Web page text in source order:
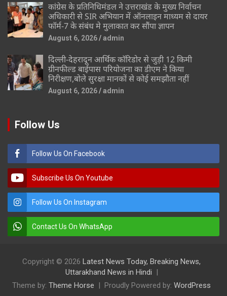
कांग्रेस के प्रतिनिधिमंडल ने उत्तराखंड के मुख्य निर्वाचन
अधिकारी से SIR अभियान में ऑनलाइन माध्यम से दायर
फॉर्म-7 के संबंध मे मुलाकात कर सौंपा ज्ञापन
August 6, 2026 admin
दिल्ली-देहरादून आर्थिक कॉरिडोर से जुड़ी 12 किमी
ग्रीनफील्ड बाईपास परियोजना का डीएम ने किया
निरीक्षण,बोले सुरक्षा मानकों से कोई समझौता नहीं
August 6, 2026 admin
Follow Us
Follow Us On Facebook
Subscribe Us On Youtube
Follow Us On Instagram
Contact Us On WhatsApp
Copyright © 2026 Latest News Today, Breaking News,
Uttarakhand News in Hindi
Theme by: Theme Horse Proudly Powered by: WordPress